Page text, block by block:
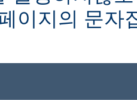
이지의 문자